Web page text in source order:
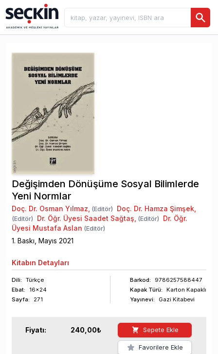
Değişimden Dönüşüme Sosyal Bilimlerde
Yeni Normlar
Doç. Dr. Osman Yılmaz, (Editör) Doç. Dr. Hamza Şimşek,
(Editör) Dr. Öğr. Üyesi Saadet Sağtaş, (Editör)
Dr. Öğr.
Üyesi Mustafa Aslan (Editör)
1. Baskı, Mayıs 2021
Kitabın Detayları
Dili:
Türkçe
Ebat:
16x24
Sayfa: 271
Barkod:
9786257588447
Kapak Türü:
Karton Kapaklı
Yayınevi:
Gazi Kitabevi
Fiyatı: 240,00₺ Sepete Ekle
Favorilere Ekle